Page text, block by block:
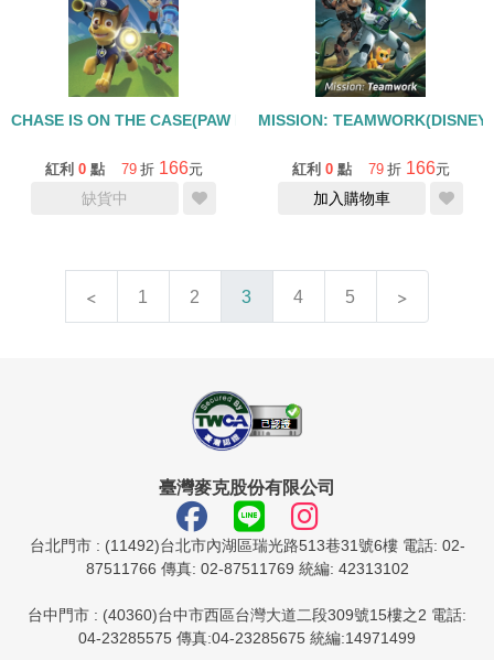
CHASE IS ON THE CASE(PAW PATROL)/STEP INTO READING
紅利 0 點 79 折 166元
缺貨中
MISSION:
紅利 0 點 79 折 166元
加入購物車
1 2 3 4 5
臺灣麥克股份有限公司
台北門市 : (11492)台北市內湖區瑞光路513巷31號6樓 電話: 02-
87511766 傳真: 02-87511769 統編: 42313102
台中門市 : (40360)台中市西區台灣大道二段309號15樓之2 電話:
04-23285575 傳真:04-23285675 統編:14971499